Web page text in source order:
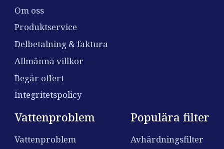
Om oss
Produktservice
Delbetalning & faktura
Allmänna villkor
Begär offert
Integritetspolicy
Vattenproblem
Vattenproblem
Populära filter
Avhärdningsfilter